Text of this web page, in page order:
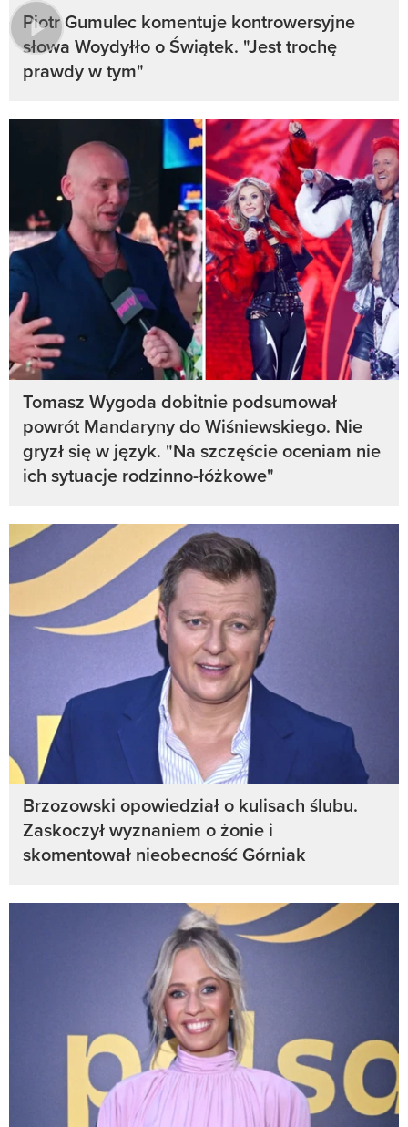
Piotr Gumulec komentuje kontrowersyjne
słowa Woydyłło o Świątek. "Jest trochę
prawdy w tym"
Tomasz Wygoda dobitnie podsumował
powrót Mandaryny do Wiśniewskiego. Nie
gryzł się w język. "Na szczęście oceniam nie
ich sytuacje rodzinno-łóżkowe"
Brzozowski opowiedział o kulisach ślubu.
Zaskoczył wyznaniem o żonie i
skomentował nieobecność Górniak